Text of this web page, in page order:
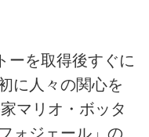
ーを取得後すぐに
に人々の関心を
マリオ・ボッタ
ォジェール」の